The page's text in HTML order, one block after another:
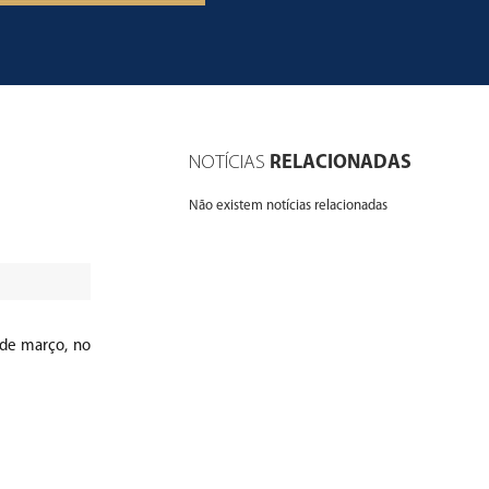
março, no
NOTÍCIAS RELACIONADAS
Não existem notícias relacionadas